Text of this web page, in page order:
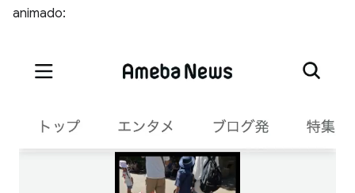
animado: